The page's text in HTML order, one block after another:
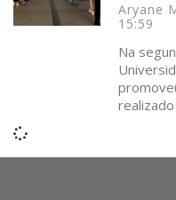
Aryane
15:59
Na